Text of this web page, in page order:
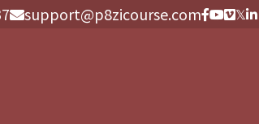
support@p8zicourse.com
support@p8zicourse.com